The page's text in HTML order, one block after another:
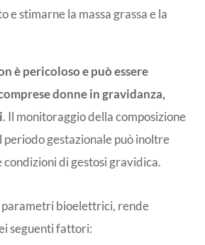
e stimarne la massa grassa e la
è pericoloso e può essere
donne in gravidanza,
. Il monitoraggio della composizione
gestazionale può inoltre
di gestosi gravidica.
parametri bioelettrici, rende
seguenti fattori: